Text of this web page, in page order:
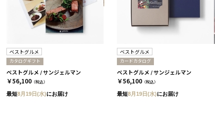
ベストグルメ
カタログギフト
ベストグルメ / サンジェルマン
￥56,100 （税込）
最短8月19日(水)にお届け
ベストグルメ
カードカタログ
ベストグルメ / サンジェルマン
￥56,100 （税込）
最短8月19日(水)にお届け